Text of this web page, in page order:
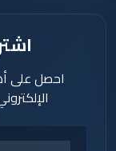
احصل على